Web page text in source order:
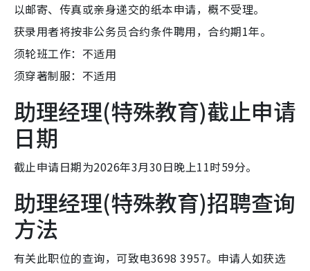
以邮寄、传真或亲身递交的纸本申请，概不受理。
获录用者将按非公务员合约条件聘用，合约期1年。
须轮班工作：不适用
须穿著制服：不适用
助理经理(特殊教育)截止申请
日期
截止申请日期为2026年3月30日晚上11时59分。
助理经理(特殊教育)招聘查询
方法
有关此职位的查询，可致电3698 3957。申请人如获选